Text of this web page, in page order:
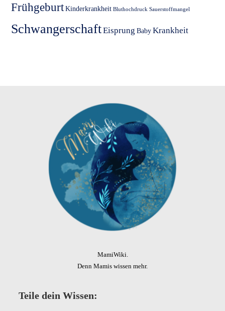
Frühgeburt Kinderkrankheit Bluthochdruck Sauerstoffmangel
SchwangerschaftEisprung Baby Krankheit
MamiWiki.
Denn Mamis wissen mehr.
Teile dein Wissen: